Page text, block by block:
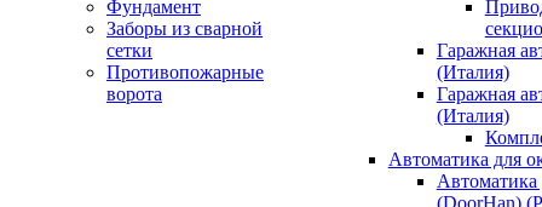
Фундамент
Заборы из сварной
сетки
Противопожарные
ворота
Гаражная
(Италия)
Гаражная
(Италия)
Автоматика для
Автоматика
(DoorHan)